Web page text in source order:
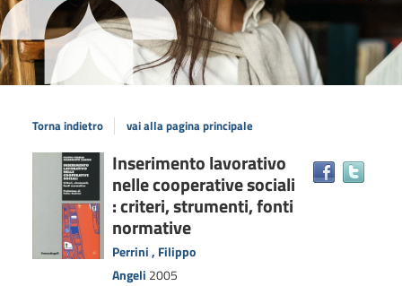
Torna indietro vai alla pagina principale
Dettaglio
documento
Inserimento lavorativo
nelle cooperative sociali
: criteri, strumenti, fonti
normative
Perrini , Filippo
Angeli 2005